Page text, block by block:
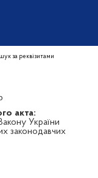
за реквізитами
акта:
України
законодавчих